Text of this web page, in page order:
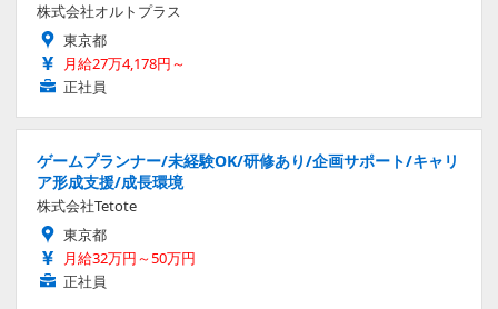
株式会社オルトプラス
東京都
月給27万4,178円～
正社員
ゲームプランナー/未経験OK/研修あり/企画サポート/キャリ
ア形成支援/成長環境
株式会社Tetote
東京都
月給32万円～50万円
正社員